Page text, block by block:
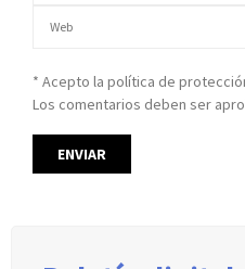
* Acepto la política de
Los comentarios deben ser